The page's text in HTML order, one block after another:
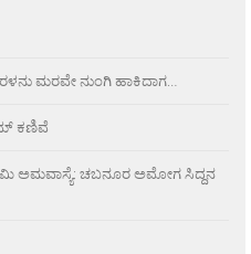
ಮರವೇ ನುಂಗಿ ಹಾಕಿದಾಗ…
ಕಣಿವೆ
ಅಮವಾಸ್ಯೆ: ಚಬನೂರ ಅಮೋಗ ಸಿದ್ದನ